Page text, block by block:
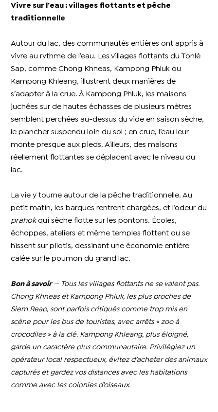
Vivre sur l’eau : villages flottants et pêche
traditionnelle
Autour du lac, des communautés entières ont appris à
vivre au rythme de l’eau. Les villages flottants du Tonlé
Sap, comme Chong Khneas, Kampong Phluk ou
Kampong Khleang, illustrent deux manières de
s’adapter à la crue. À Kampong Phluk, les maisons
juchées sur de hautes échasses de plusieurs mètres
semblent perchées au-dessus du vide en saison sèche,
le plancher suspendu loin du sol ; en crue, l’eau leur
monte presque aux pieds. Ailleurs, des maisons
réellement flottantes se déplacent avec le niveau du
lac.
La vie y tourne autour de la pêche traditionnelle. Au
petit matin, les barques rentrent chargées, et l’odeur du
prahokqui sèche flotte sur les pontons. Écoles,
échoppes, ateliers et même temples flottent ou se
hissent sur pilotis, dessinant une économie entière
calée sur le poumon du grand lac.
Bon à savoir— Tous les villages flottants ne se valent pas.
Chong Khneas et Kampong Phluk, les plus proches de
Siem Reap, sont parfois critiqués comme trop mis en
scène pour les bus de touristes, avec arrêts « zoo à
crocodiles » à la clé. Kampong Khleang, plus éloigné,
garde un caractère plus communautaire. Privilégiez un
opérateur local respectueux, évitez d’acheter des animaux
capturés et gardez vos distances avec les habitations
comme avec les colonies d’oiseaux.